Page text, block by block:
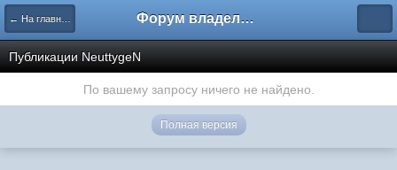
← На главную Форум владельцев интернет-магазинов
Публикации NeuttygeN
По вашему запросу ничего не найдено.
Полная версия